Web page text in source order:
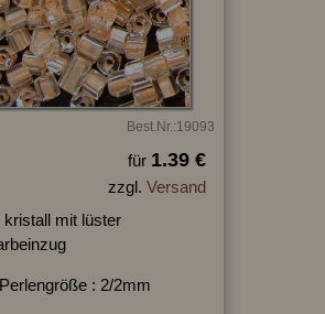
Best.Nr.:19093
für 1.39 €
zzgl. Versand
kristall mit lüster
Perlengröße : 2/2mm